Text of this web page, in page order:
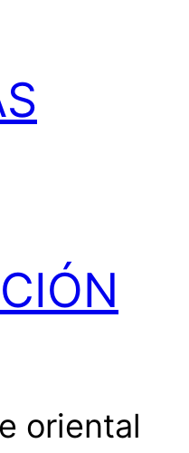
oriental